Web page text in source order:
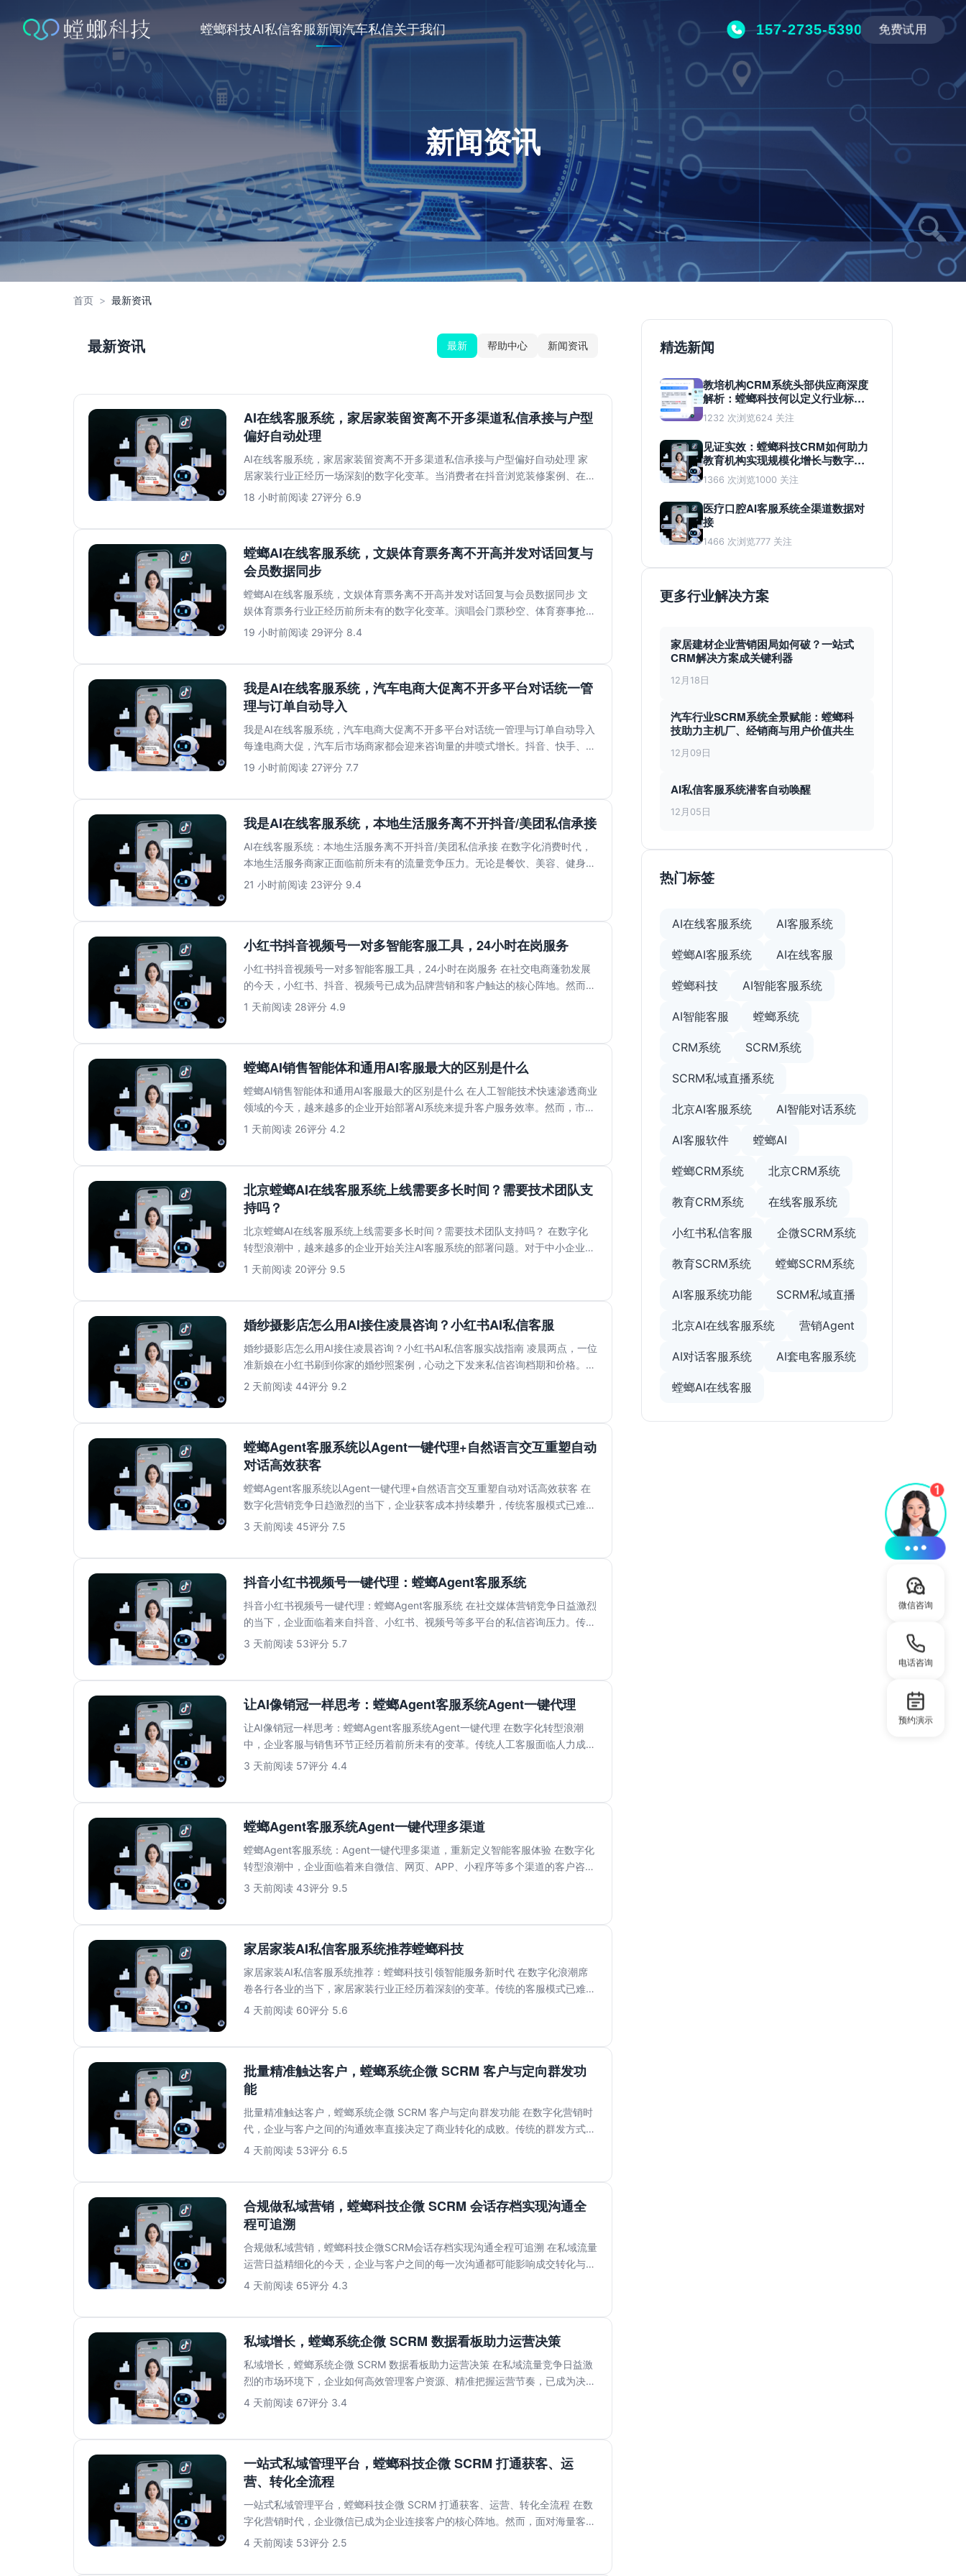
转
螳螂科技AI私信客服新闻汽车私信关于我们 157-2735-5390 免费试用
新闻资讯
首页 > 最新资讯
最新资讯 最新 帮助中心 新闻资讯
AI在线客服系统，家居家装留资离不开多渠道私信承接与户型
偏好自动处理
AI在线客服系统，家居家装留资离不开多渠道私信承接与户型偏好自动处理 家
居家装行业正经历一场深刻的数字化变革。当消费者在抖音浏览装修案例、在小
红书收藏家居灵感、...
18 小时前阅读 27评分 6.9
螳螂AI在线客服系统，文娱体育票务离不开高并发对话回复与
会员数据同步
螳螂AI在线客服系统，文娱体育票务离不开高并发对话回复与会员数据同步 文
娱体育票务行业正经历前所未有的数字化变革。演唱会门票秒空、体育赛事抢票
大战、热门剧目一票...
19 小时前阅读 29评分 8.4
我是AI在线客服系统，汽车电商大促离不开多平台对话统一管
理与订单自动导入
我是AI在线客服系统，汽车电商大促离不开多平台对话统一管理与订单自动导入
每逢电商大促，汽车后市场商家都会迎来咨询量的井喷式增长。抖音、快手、淘
宝、京东、微信…...
19 小时前阅读 27评分 7.7
我是AI在线客服系统，本地生活服务离不开抖音/美团私信承接
AI在线客服系统：本地生活服务离不开抖音/美团私信承接 在数字化消费时代，
本地生活服务商家正面临前所未有的流量竞争压力。无论是餐饮、美容、健身还
是家政服务，消费...
21 小时前阅读 23评分 9.4
小红书抖音视频号一对多智能客服工具，24小时在岗服务
小红书抖音视频号一对多智能客服工具，24小时在岗服务 在社交电商蓬勃发展
的今天，小红书、抖音、视频号已成为品牌营销和客户触达的核心阵地。然而，
多平台运营带来的私...
1 天前阅读 28评分 4.9
螳螂AI销售智能体和通用AI客服最大的区别是什么
螳螂AI销售智能体和通用AI客服最大的区别是什么 在人工智能技术快速渗透商业
领域的今天，越来越多的企业开始部署AI系统来提升客户服务效率。然而，市面
上的AI解决...
1 天前阅读 26评分 4.2
北京螳螂AI在线客服系统上线需要多长时间？需要技术团队支
持吗？
北京螳螂AI在线客服系统上线需要多长时间？需要技术团队支持吗？ 在数字化
转型浪潮中，越来越多的企业开始关注AI客服系统的部署问题。对于中小企业而
言，最担心的莫过...
1 天前阅读 20评分 9.5
婚纱摄影店怎么用AI接住凌晨咨询？小红书AI私信客服
婚纱摄影店怎么用AI接住凌晨咨询？小红书AI私信客服实战指南 凌晨两点，一位
准新娘在小红书刷到你家的婚纱照案例，心动之下发来私信咨询档期和价格。等
到第二天上班回...
2 天前阅读 44评分 9.2
螳螂Agent客服系统以Agent一键代理+自然语言交互重塑自动
对话高效获客
螳螂Agent客服系统以Agent一键代理+自然语言交互重塑自动对话高效获客 在
数字化营销竞争日趋激烈的当下，企业获客成本持续攀升，传统客服模式已难以
满足高效转...
3 天前阅读 45评分 7.5
抖音小红书视频号一键代理：螳螂Agent客服系统
抖音小红书视频号一键代理：螳螂Agent客服系统 在社交媒体营销竞争日益激烈
的当下，企业面临着来自抖音、小红书、视频号等多平台的私信咨询压力。传统
人工客服模式已...
3 天前阅读 53评分 5.7
让AI像销冠一样思考：螳螂Agent客服系统Agent一键代理
让AI像销冠一样思考：螳螂Agent客服系统Agent一键代理 在数字化转型浪潮
中，企业客服与销售环节正经历着前所未有的变革。传统人工客服面临人力成本
高、响应速...
3 天前阅读 57评分 4.4
螳螂Agent客服系统Agent一键代理多渠道
螳螂Agent客服系统：Agent一键代理多渠道，重新定义智能客服体验 在数字化
转型浪潮中，企业面临着来自微信、网页、APP、小程序等多个渠道的客户咨询
压力。传...
3 天前阅读 43评分 9.5
家居家装AI私信客服系统推荐螳螂科技
家居家装AI私信客服系统推荐：螳螂科技引领智能服务新时代 在数字化浪潮席
卷各行各业的当下，家居家装行业正经历着深刻的变革。传统的客服模式已难以
满足消费者对即时响...
4 天前阅读 60评分 5.6
批量精准触达客户，螳螂系统企微 SCRM 客户与定向群发功
能
批量精准触达客户，螳螂系统企微 SCRM 客户与定向群发功能 在数字化营销时
代，企业与客户之间的沟通效率直接决定了商业转化的成败。传统的群发方式往
往面临打开率低...
4 天前阅读 53评分 6.5
合规做私域营销，螳螂科技企微 SCRM 会话存档实现沟通全
程可追溯
合规做私域营销，螳螂科技企微SCRM会话存档实现沟通全程可追溯 在私域流量
运营日益精细化的今天，企业与客户之间的每一次沟通都可能影响成交转化与品
牌口碑。然而，员...
4 天前阅读 65评分 4.3
私域增长，螳螂系统企微 SCRM 数据看板助力运营决策
私域增长，螳螂系统企微 SCRM 数据看板助力运营决策 在私域流量竞争日益激
烈的市场环境下，企业如何高效管理客户资源、精准把握运营节奏，已成为决定
增长成败的关键...
4 天前阅读 67评分 3.4
一站式私域管理平台，螳螂科技企微 SCRM 打通获客、运
营、转化全流程
一站式私域管理平台，螳螂科技企微 SCRM 打通获客、运营、转化全流程 在数
字化营销时代，企业微信已成为企业连接客户的核心阵地。然而，面对海量客户
数据、复杂的运...
4 天前阅读 53评分 2.5
精选新闻
教培机构CRM系统头部供应商深度
解析：螳螂科技何以定义行业标
准？
1232 次浏览624 关注
见证实效：螳螂科技CRM如何助力
教育机构实现规模化增长与数字化
蜕变
1366 次浏览1000 关注
医疗口腔AI客服系统全渠道数据对
接
1466 次浏览777 关注
更多行业解决方案
家居建材企业营销困局如何破？一站式
CRM解决方案成关键利器
12月18日
汽车行业SCRM系统全景赋能：螳螂科
技助力主机厂、经销商与用户价值共生
12月09日
AI私信客服系统潜客自动唤醒
12月05日
热门标签
AI在线客服系统 AI客服系统
螳螂AI客服系统 AI在线客服
螳螂科技 AI智能客服系统
AI智能客服 螳螂系统
CRM系统 SCRM系统
SCRM私域直播系统
北京AI客服系统 AI智能对话系统
AI客服软件 螳螂AI
螳螂CRM系统 北京CRM系统
教育CRM系统 在线客服系统
小红书私信客服 企微SCRM系统
教育SCRM系统 螳螂SCRM系统
AI客服系统功能 SCRM私域直播
北京AI在线客服系统 营销Agent
AI对话客服系统 AI套电客服系统
螳螂AI在线客服
微信咨询
电话咨询
预约演示